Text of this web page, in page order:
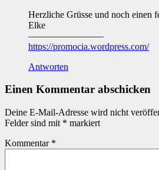
Herzliche Grüsse und noch einen
Elke
————————
https://promocia.wordpress.com/
Antworten
Einen Kommentar abschicken
Deine E-Mail-Adresse wird nicht
Felder sind mit * markiert
Kommentar *